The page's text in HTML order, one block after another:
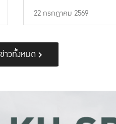
22 กรกฎาคม 2569
ข่าวทั้งหมด